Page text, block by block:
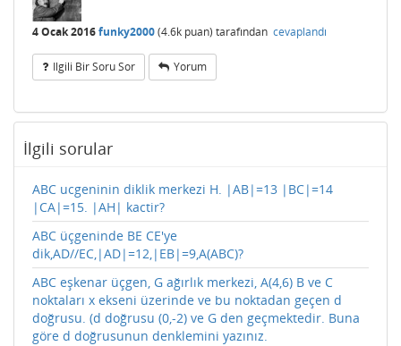
4 Ocak 2016funky2000(4.6k puan) tarafından cevaplandı
Ilgili Bir Soru Sor Yorum
İlgili sorular
ABC ucgeninin diklik merkezi H. |AB|=13 |BC|=14
|CA|=15. |AH| kactir?
ABC üçgeninde BE CE'ye
dik,AD//EC,|AD|=12,|EB|=9,A(ABC)?
ABC eşkenar üçgen, G ağırlık merkezi, A(4,6) B ve C
noktaları x ekseni üzerinde ve bu noktadan geçen d
doğrusu. (d doğrusu (0,-2) ve G den geçmektedir. Buna
göre d doğrusunun denklemini yazınız.